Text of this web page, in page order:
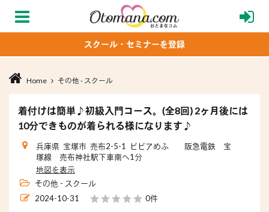
スクール・セミナーを登録
Home その他 - スクール
着付けは簡単♪初級入門コース。(全8回) 2ヶ月後には
10分できものが着られる様になります♪
兵庫県 宝塚市 売布2-5-1 ピピアめふ 阪急電鉄 宝
塚線 売布神社駅下車南へ1分
地図を表示
その他 - スクール
2024-10-31
0件